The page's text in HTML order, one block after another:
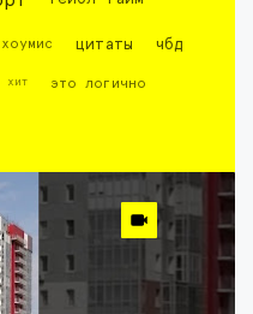
хоумис цитаты чбд
хит это логично